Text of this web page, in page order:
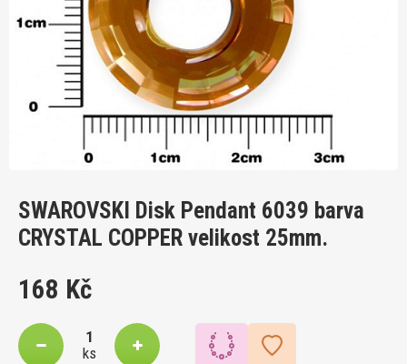
SWAROVSKI Disk Pendant 6039 barva
CRYSTAL COPPER velikost 25mm.
168 Kč
ks